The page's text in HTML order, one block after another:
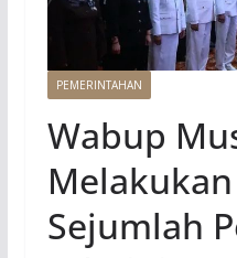
PEMERINTAHAN
Wabup
Sejumlah